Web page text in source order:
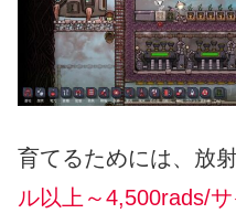
育てるためには、放
ル以上～4,500rads/